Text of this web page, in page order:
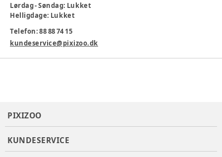
Maskinvaskbar 30 °C
Farve:
Randigt
Materiale:Bomuld
Produktionsland:Indien
Lørdag - Søndag: Lukket
Helligdage: Lukket
Telefon: 88 88 74 15
kundeservice@pixizoo.dk
PIXIZOO
KUNDESERVICE